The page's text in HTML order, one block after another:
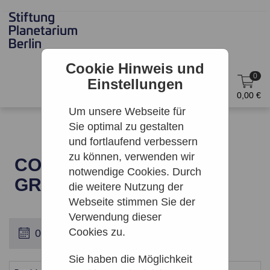
Cookie Hinweis und
Einstellungen
Um unsere Webseite für
Sie optimal zu gestalten
und fortlaufend verbessern
zu können, verwenden wir
notwendige Cookies. Durch
die weitere Nutzung der
Webseite stimmen Sie der
Verwendung dieser
Cookies zu.
Sie haben die Möglichkeit
0
0,00 €
COSMIC ROCK | ZEISS-
GROSSPLANETARIUM